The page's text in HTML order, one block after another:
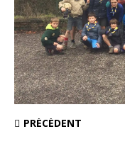
PRÉCÉDENT